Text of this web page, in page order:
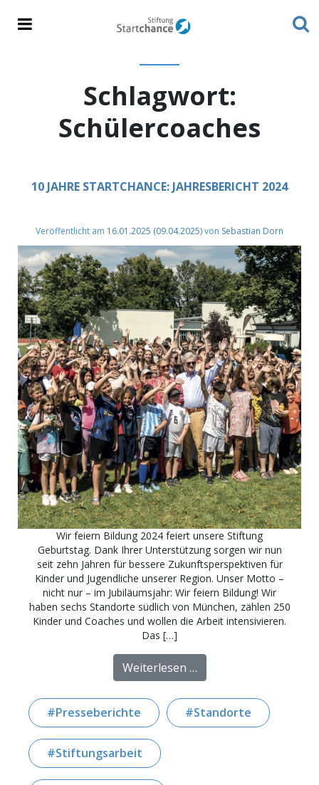
Schlagwort:
Schülercoaches
10 JAHRE STARTCHANCE: JAHRESBERICHT 2024
Veröffentlicht am 16.01.2025 (09.04.2025)von Sebastian Dorn
Wir feiern Bildung 2024 feiert unsere Stiftung
Geburtstag. Dank Ihrer Unterstützung sorgen wir nun
seit zehn Jahren für bessere Zukunftsperspektiven für
Kinder und Jugendliche unserer Region. Unser Motto –
nicht nur – im Jubiläumsjahr: Wir feiern Bildung! Wir
haben sechs Standorte südlich von München, zählen 250
Kinder und Coaches und wollen die Arbeit intensivieren.
Das […]
Weiterlesen …from 10 Jahre
Presseberichte Standorte
Stiftungsarbeit